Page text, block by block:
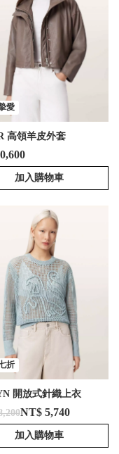
愛
高領羊皮外套
加入購物車
折
開放式針織上衣
NT$ 5,740
加入購物車